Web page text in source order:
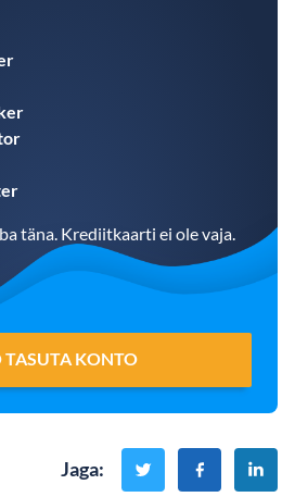
täna. Krediitkaarti ei ole vaja.
TASUTA KONTO
Jaga: